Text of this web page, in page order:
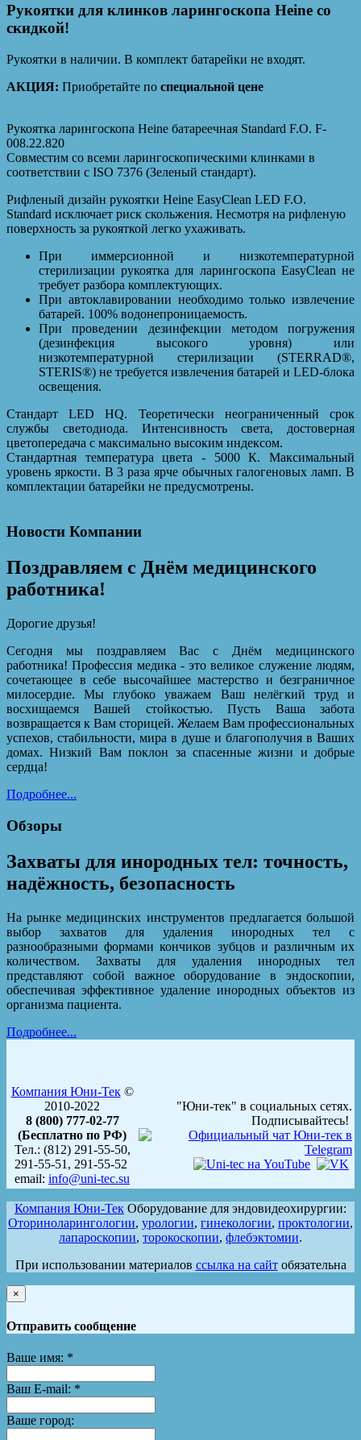
Рукоятки для клинков ларингоскопа Heine со
скидкой!
Рукоятки в наличии. В комплект батарейки не входят.
АКЦИЯ: Приобретайте по специальной цене
Рукоятка ларингоскопа Heine батареечная Standard F.O. F-
008.22.820
Совместим со всеми ларингоскопическими клинками в
соответствии с ISO 7376 (Зеленый стандарт).
Рифленый дизайн рукоятки Heine EasyClean LED F.O.
Standard исключает риск скольжения. Несмотря на рифленую
поверхность за рукояткой легко ухаживать.
При иммерсионной и низкотемпературной
стерилизации рукоятка для ларингоскопа EasyClean не
требует разбора комплектующих.
При автоклавировании необходимо только извлечение
батарей. 100% водонепроницаемость.
При проведении дезинфекции методом погружения
(дезинфекция высокого уровня) или
низкотемпературной стерилизации (STERRAD®,
STERIS®) не требуется извлечения батарей и LED-блока
освещения.
Стандарт LED HQ. Теоретически неограниченный срок
службы светодиода. Интенсивность света, достоверная
цветопередача с максимально высоким индексом.
Стандартная температура цвета - 5000 К. Максимальный
уровень яркости. В 3 раза ярче обычных галогеновых ламп. В
комплектации батарейки не предусмотрены.
Новости Компании
Поздравляем с Днём медицинского
работника!
Дорогие друзья!
Сегодня мы поздравляем Вас с Днём медицинского
работника! Профессия медика - это великое служение людям,
сочетающее в себе высочайшее мастерство и безграничное
милосердие. Мы глубоко уважаем Ваш нелёгкий труд и
восхищаемся Вашей стойкостью. Пусть Ваша забота
возвращается к Вам сторицей. Желаем Вам профессиональных
успехов, стабильности, мира в душе и благополучия в Ваших
домах. Низкий Вам поклон за спасенные жизни и добрые
сердца!
Подробнее...
Обзоры
Захваты для инородных тел: точность,
надёжность, безопасность
На рынке медицинских инструментов предлагается большой
выбор захватов для удаления инородных тел с
разнообразными формами кончиков зубцов и различным их
количеством. Захваты для удаления инородных тел
представляют собой важное оборудование в эндоскопии,
обеспечивая эффективное удаление инородных объектов из
организма пациента.
Подробнее...
Компания Юни-Тек©
2010-2022
8 (800) 777-02-77
(Бесплатно по РФ)
Тел.: (812) 291-55-50,
291-55-51, 291-55-52
email: info@uni-tec.su
"Юни-тек" в социальных сетях.
Подписывайтесь!
Компания Юни-Тек Оборудование для эндовидеохирургии:
Оториноларингологии, урологии, гинекологии, проктологии,
лапароскопии, торокоскопии, флебэктомии.
При использовании материалов ссылка на сайтобязательна
×
Отправить сообщение
Ваше имя: *
Ваш E-mail: *
Ваше город: